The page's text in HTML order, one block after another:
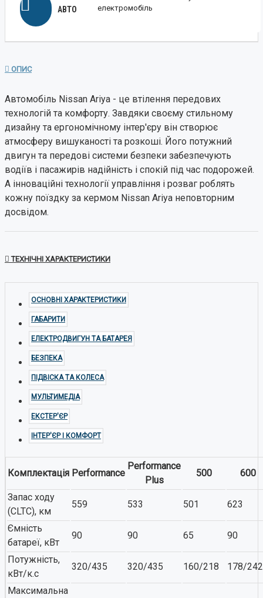
АВТО
електромобіль
ОПИС
Автомобіль Nissan Ariya - це втілення передових
технологій та комфорту. Завдяки своєму стильному
дизайну та ергономічному інтер'єру він створює
атмосферу вишуканості та розкоші. Його потужний
двигун та передові системи безпеки забезпечують
водіїв і пасажирів надійність і спокій під час подорожей.
А інноваційні технології управління і розваг роблять
кожну поїздку за кермом Nissan Ariya неповторним
досвідом.
ТЕХНІЧНІ ХАРАКТЕРИСТИКИ
ОСНОВНІ ХАРАКТЕРИСТИКИ
ГАБАРИТИ
ЕЛЕКТРОДВИГУН ТА БАТАРЕЯ
БЕЗПЕКА
ПІДВІСКА ТА КОЛЕСА
МУЛЬТИМЕДІА
ЕКСТЕР'ЄР
ІНТЕР'ЄР І КОМФОРТ
Комплектація Performance
Performance
Plus
500 600
Запас ходу
(CLTC), км
559 533 501 623
Ємність
батареї, кВт
90 90 65 90
Потужність,
кВт/к.с
320/435 320/435 160/218 178/242
Максимальна